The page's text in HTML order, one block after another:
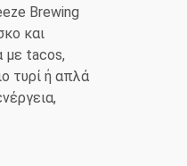
Brewing
και
με tacos,
τυρί ή απλά